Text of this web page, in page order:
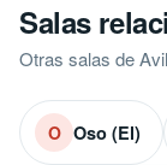
Salas
Otras salas de
O Oso (El)